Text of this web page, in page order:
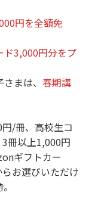
円を全額免
ド3,000円分をプ
まは、 春期講
/冊、高校生コ
以上1,000円
ギフトカー
お選びいただけ